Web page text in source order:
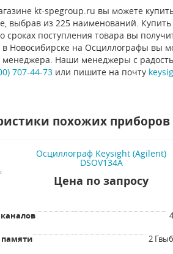
kt-spegroup.ru вы можете
выбрав из 225 наименований.
поступления товара вы
в Новосибирске на Осциллографы вы
менеджера. Наши менеджеры с
707-44-73или пишите на почту
похожих приборов
Осциллограф Keysight (Agilent)
DSOV134A
Цена по запросу
4
2 Гвыб